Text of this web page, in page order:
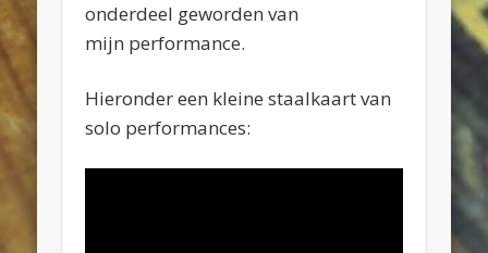
onderdeel geworden van
mijn performance.
Hieronder een kleine staalkaart van
solo performances: